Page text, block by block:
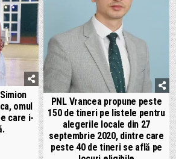
omul
care i-
PNL Vrancea propune peste
150 de tineri pe listele pentru
alegerile locale din 27
septembrie 2020, dintre care
peste 40 de tineri se află pe